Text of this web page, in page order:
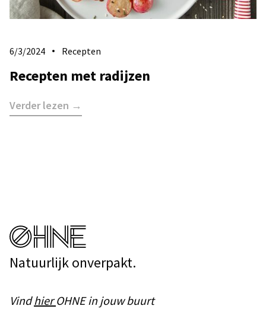
6/3/2024 Recepten
Recepten met radijzen
Verder lezen →
Natuurlijk onverpakt.
VindhierOHNE in jouw buurt